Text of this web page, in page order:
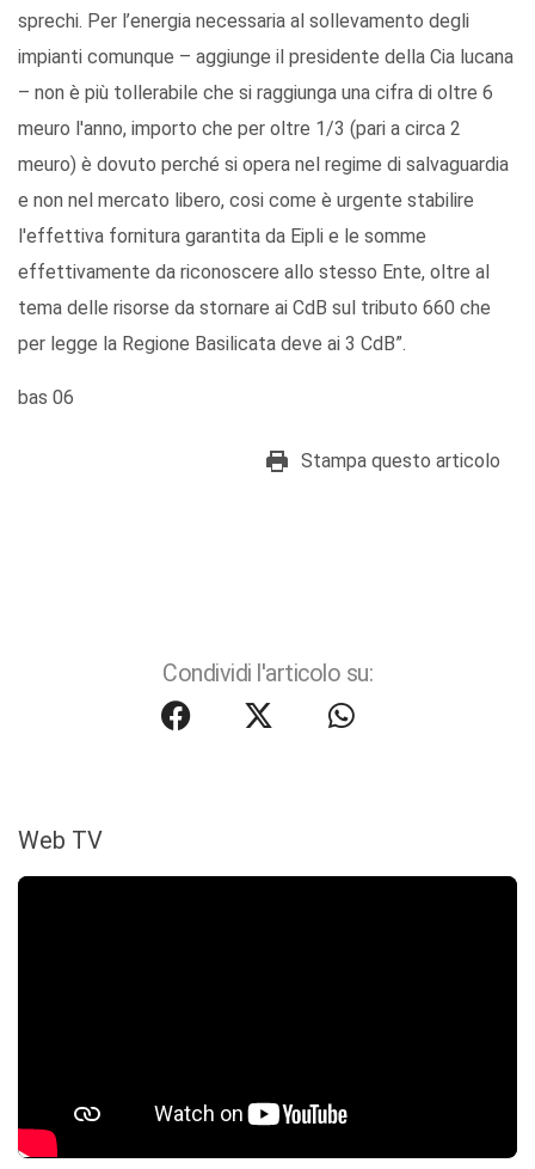
sprechi. Per l’energia necessaria al sollevamento degli
impianti comunque – aggiunge il presidente della Cia lucana
– non è più tollerabile che si raggiunga una cifra di oltre 6
meuro l'anno, importo che per oltre 1/3 (pari a circa 2
meuro) è dovuto perché si opera nel regime di salvaguardia
e non nel mercato libero, cosi come è urgente stabilire
l'effettiva fornitura garantita da Eipli e le somme
effettivamente da riconoscere allo stesso Ente, oltre al
tema delle risorse da stornare ai CdB sul tributo 660 che
per legge la Regione Basilicata deve ai 3 CdB”.
bas 06
Stampa questo articolo
Condividi l'articolo su:
Web TV